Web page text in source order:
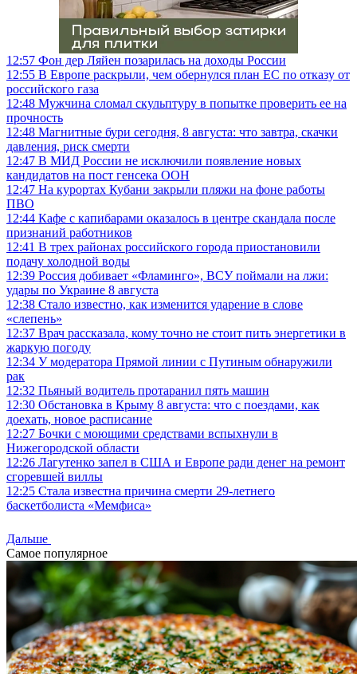
12:57 Фон дер Ляйен позарилась на доходы России
12:55 В Европе раскрыли, чем обернулся план ЕС по отказу от
российского газа
12:48 Мужчина сломал скульптуру в попытке проверить ее на
прочность
12:48 Магнитные бури сегодня, 8 августа: что завтра, скачки
давления, риск смерти
12:47 В МИД России не исключили появление новых
кандидатов на пост генсека ООН
12:47 На курортах Кубани закрыли пляжи на фоне работы
ПВО
12:44 Кафе с капибарами оказалось в центре скандала после
признаний работников
12:41 В трех районах российского города приостановили
подачу холодной воды
12:39 Россия добивает «Фламинго», ВСУ поймали на лжи:
удары по Украине 8 августа
12:38 Стало известно, как изменится ударение в слове
«слепень»
12:37 Врач рассказала, кому точно не стоит пить энергетики в
жаркую погоду
12:34 У модератора Прямой линии с Путиным обнаружили
рак
12:32 Пьяный водитель протаранил пять машин
12:30 Обстановка в Крыму 8 августа: что с поездами, как
доехать, новое расписание
12:27 Бочки с моющими средствами вспыхнули в
Нижегородской области
12:26 Лагутенко запел в США и Европе ради денег на ремонт
сгоревшей виллы
12:25 Стала известна причина смерти 29-летнего
баскетболиста «Мемфиса»
Дальше
Самое популярное